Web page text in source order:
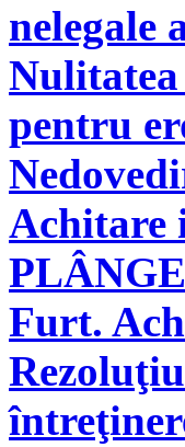
nelegale
pentru
Achitare
Furt.